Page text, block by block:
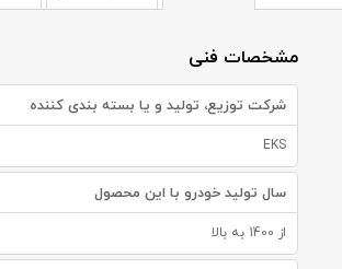
مشخصات فنی
شرکت توزیع، تولید و یا بسته بندی کننده
EKS
سال تولید خودرو با این محصول
از 1400 به بالا